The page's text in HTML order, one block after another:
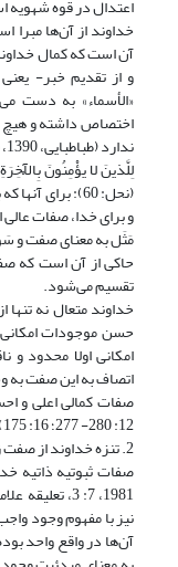
اعتدال در قوه شهویه
خداوند از آن‌ها مبرا
آن است که کمال
و از تقدیم خبر-
«الأسماء» به دست
اختصاص داشته و هیچ
ندارد (طباطبایی، 1390، 8: 343 - 344).
لِلَّذینَ لا یؤْمِنُونَ
(نحل: 60):
و براى خدا، صفات
مَثَل به معنای صفت و
حاکی از آن است
تقسیم می‌شود.
خداوند متعال نه
حسن موجودات
امکانی اولا محدود
اتصاف به این صفت به
12: 280- 277؛ 16: 175).
2. تنزه خداوند از صفت زاید بر ذات
صفات ثبوتیه ذاتیه
1981، 7: 3،
نیز با مفهوم وجود
آن‌ها در واقع واحد